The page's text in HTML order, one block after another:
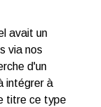
avait un
via nos
d'un
intégrer à
titre ce type